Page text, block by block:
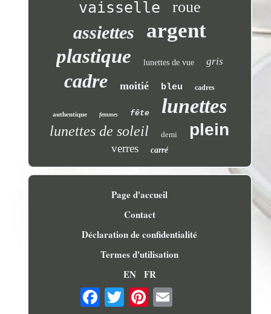
vaisselle roue
assiettes argent
plastique lunettes de vue gris
cadre moitié bleu cadres
authentique femmes fête lunettes
lunettes de soleil demi plein
verres carré
Page d'accueil
Contact
Déclaration de confidentialité
Termes d'utilisation
EN FR